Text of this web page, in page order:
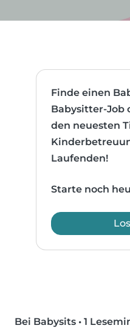
Finde einen
Babysitter-Job
den neuesten
Laufenden!
Starte noch
Bei Babysits • 1